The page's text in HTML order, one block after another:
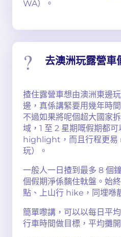
WA）。
去澳洲玩露營車
揸住露營車想由澳洲東邊
邊，真係講緊要用幾年時
不過如果將呢個超大國家
域，1 至 2 星期嘅假期都
highlight，而且行程更易
玩）。
一般人一日揸到最多 8 個
個假期淨係黐住軚盤。始
點、上山行 hike，同埋喺
簡單嚟講，可以以每日平
行車時間做目標，平均攤